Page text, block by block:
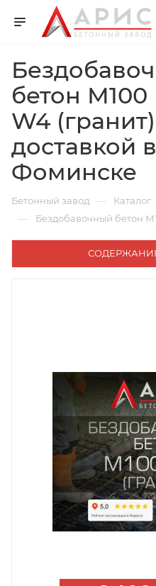
бетон М100
W4
доставкой
Фоминске
Бетонный завод — Каталог
— Бездобавочный бетон